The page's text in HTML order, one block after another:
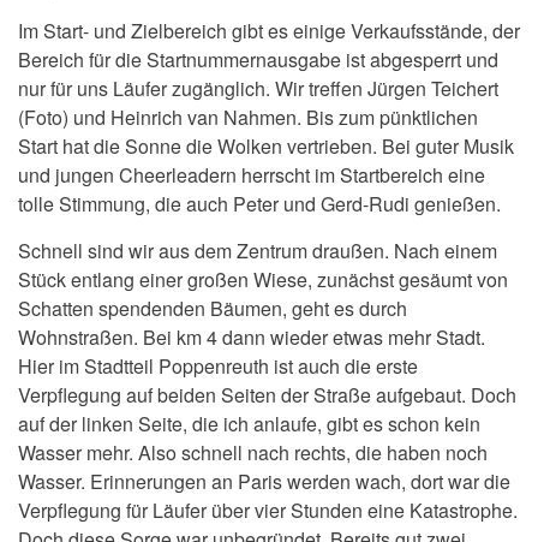
Im Start- und Zielbereich gibt es einige Verkaufsstände, der
Bereich für die Startnummernausgabe ist abgesperrt und
nur für uns Läufer zugänglich. Wir treffen Jürgen Teichert
(Foto) und Heinrich van Nahmen. Bis zum pünktlichen
Start hat die Sonne die Wolken vertrieben. Bei guter Musik
und jungen Cheerleadern herrscht im Startbereich eine
tolle Stimmung, die auch Peter und Gerd-Rudi genießen.
Schnell sind wir aus dem Zentrum draußen. Nach einem
Stück entlang einer großen Wiese, zunächst gesäumt von
Schatten spendenden Bäumen, geht es durch
Wohnstraßen. Bei km 4 dann wieder etwas mehr Stadt.
Hier im Stadtteil Poppenreuth ist auch die erste
Verpflegung auf beiden Seiten der Straße aufgebaut. Doch
auf der linken Seite, die ich anlaufe, gibt es schon kein
Wasser mehr. Also schnell nach rechts, die haben noch
Wasser. Erinnerungen an Paris werden wach, dort war die
Verpflegung für Läufer über vier Stunden eine Katastrophe.